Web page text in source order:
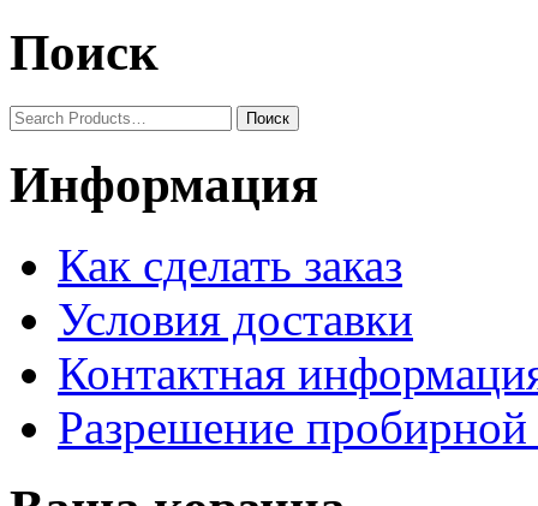
Поиск
Информация
Как сделать заказ
Условия доставки
Контактная
Разрешение пробирной